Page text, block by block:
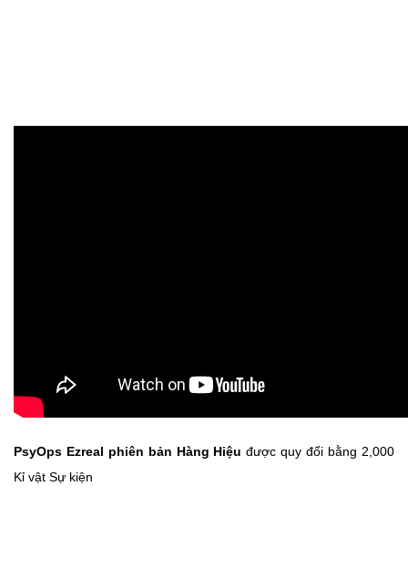
PsyOps Ezreal phiên bản Hàng Hiệu được quy đổi bằng 2,000
Kỉ vật Sự kiện